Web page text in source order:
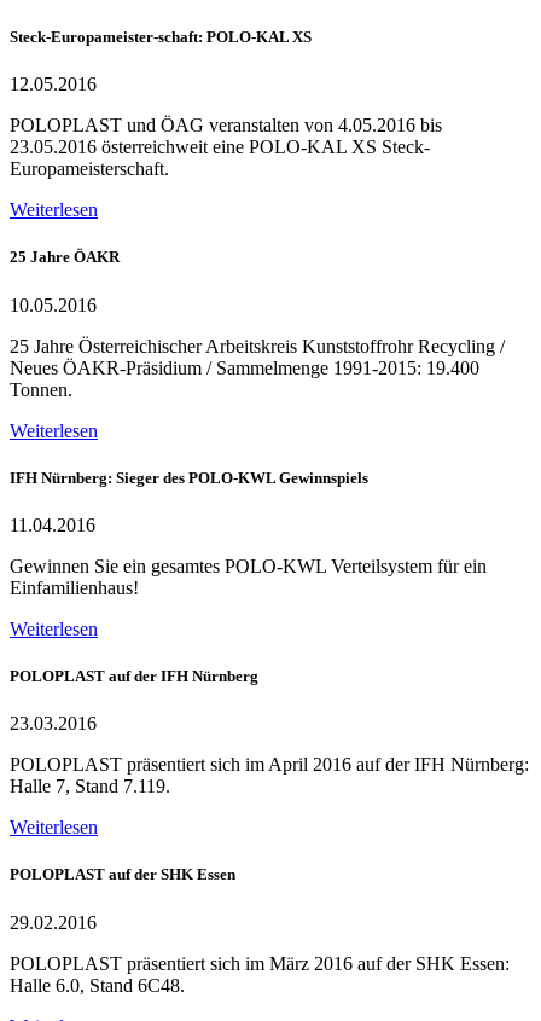
Steck-Europameister-schaft: POLO-KAL XS
12.05.2016
POLOPLAST und ÖAG veranstalten von 4.05.2016 bis
23.05.2016 österreichweit eine POLO-KAL XS Steck-
Europameisterschaft.
Weiterlesen
25 Jahre ÖAKR
10.05.2016
25 Jahre Österreichischer Arbeitskreis Kunststoffrohr Recycling /
Neues ÖAKR-Präsidium / Sammelmenge 1991-2015: 19.400
Tonnen.
Weiterlesen
IFH Nürnberg: Sieger des POLO-KWL Gewinnspiels
11.04.2016
Gewinnen Sie ein gesamtes POLO-KWL Verteilsystem für ein
Einfamilienhaus!
Weiterlesen
POLOPLAST auf der IFH Nürnberg
23.03.2016
POLOPLAST präsentiert sich im April 2016 auf der IFH Nürnberg:
Halle 7, Stand 7.119.
Weiterlesen
POLOPLAST auf der SHK Essen
29.02.2016
POLOPLAST präsentiert sich im März 2016 auf der SHK Essen:
Halle 6.0, Stand 6C48.